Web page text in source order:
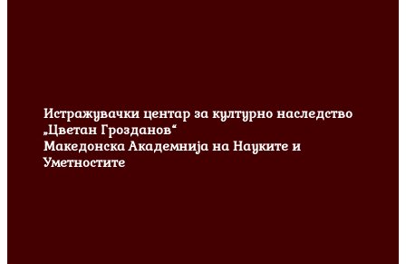
Истражувачки центар за културно наследство
„Цветан Грозданов“
Македонска Академнија на Науките и
Уметностите